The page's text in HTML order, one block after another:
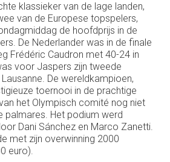
klassieker van de lage landen,
van de Europese topspelers,
de hoofdprijs in de
De Nederlander was in de finale
Frédéric Caudron met 40-24 in
voor Jaspers zijn tweede
De wereldkampioen,
toernooi in de prachtige
het Olympisch comité nog niet
palmares. Het podium werd
Dani Sánchez en Marco Zanetti.
met zijn overwinning 2000
euro).